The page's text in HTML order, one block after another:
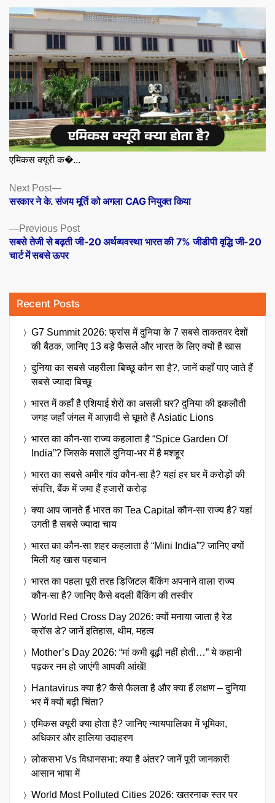
एमिकस क्यूरी क�...
Posts
navigation
Previous PostPrevious
post:
सबसे तेजी से बढ़ती जी-20 अर्थव्यवस्था भारत की 7% जीडीपी वृद्धि जी-20
चार्ट में सबसे ऊपर
Next Post
Next
post:
सरकार ने के. संजय मूर्ति को अगला CAG नियुक्त किया
Recent Posts
G7 Summit 2026: फ्रांस में दुनिया के 7 सबसे ताकतवर देशों
की बैठक, जानिए 13 बड़े फैसले और भारत के लिए क्यों है खास
दुनिया का सबसे जहरीला बिच्छू कौन सा है?, जानें कहाँ पाए जाते हैं
सबसे ज्यादा बिच्छू
भारत में कहाँ है एशियाई शेरों का असली घर? दुनिया की इकलौती
जगह जहाँ जंगल में आज़ादी से घूमते हैं Asiatic Lions
भारत का कौन-सा राज्य कहलाता है “Spice Garden Of
India”? जिसके मसालें दुनिया-भर में है मशहूर
भारत का सबसे अमीर गांव कौन-सा है? यहां हर घर में करोड़ों की
संपत्ति, बैंक में जमा हैं हजारों करोड़
क्या आप जानते हैं भारत का Tea Capital कौन-सा राज्य है? यहां
उगती है सबसे ज्यादा चाय
भारत का कौन-सा शहर कहलाता है “Mini India”? जानिए क्यों
मिली यह खास पहचान
भारत का पहला पूरी तरह डिजिटल बैंकिंग अपनाने वाला राज्य
कौन-सा है? जानिए कैसे बदली बैंकिंग की तस्वीर
World Red Cross Day 2026: क्यों मनाया जाता है रेड
क्रॉस डे? जानें इतिहास, थीम, महत्व
Mother’s Day 2026: “मां कभी बूढ़ी नहीं होती…” ये कहानी
पढ़कर नम हो जाएंगी आपकी आंखें!
Hantavirus क्या है? कैसे फैलता है और क्या हैं लक्षण – दुनिया
भर में क्यों बढ़ी चिंता?
एमिकस क्यूरी क्या होता है? जानिए न्यायपालिका में भूमिका,
अधिकार और हालिया उदाहरण
लोकसभा Vs विधानसभा: क्या है अंतर? जानें पूरी जानकारी
आसान भाषा में
World Most Polluted Cities 2026: खतरनाक स्तर पर